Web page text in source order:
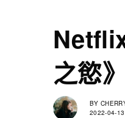
之慾
BY
2022-04-13